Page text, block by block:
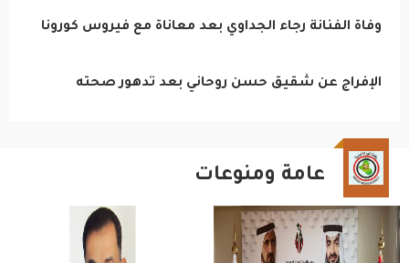
وفاة الفنانة رجاء الجداوي بعد معاناة مع فيروس كورونا
الإفراج عن شقيق حسن روحاني بعد تدهور صحته
عامة ومنوعات